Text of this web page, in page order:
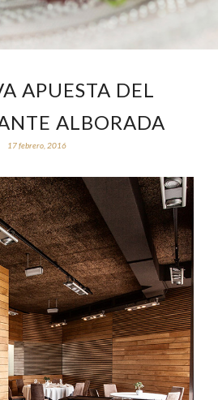
APUESTA DEL
ALBORADA
17 febrero, 2016